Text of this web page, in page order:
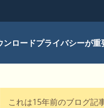
ンロードプライバシーが重
これは15年前のブログ記